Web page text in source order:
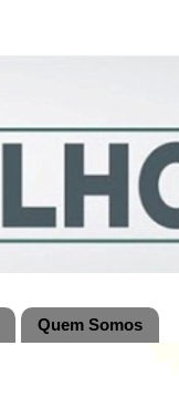
Quem Somos